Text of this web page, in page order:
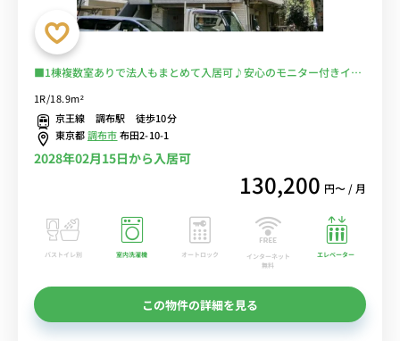
■1棟複数室ありで法人もまとめて入居可♪安心のモニター付きイン
ェア付き♪京王線で新宿・橋本・京王八王子まで乗換なし/駅前には
PARCOや西友などショッピングモールが複数あり/コンビニ至近■選
べるWi-Fi格安レンタル中！
1R/18.9m²
京王線 調布駅 徒歩10分
東京都調布市布田2-10-1
2028年02月15日から入居可
130,200 円〜 / 月
バストイレ別 室内洗濯機 オートロック
インターネット
無料
エレベーター
この物件の詳細を見る